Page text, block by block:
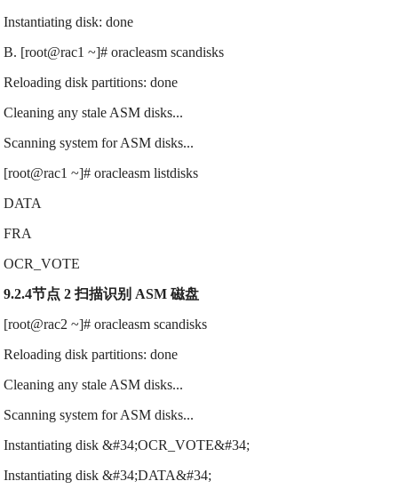
Instantiating disk: done
B. [root@rac1 ~]# oracleasm scandisks
Reloading disk partitions: done
Cleaning any stale ASM disks...
Scanning system for ASM disks...
[root@rac1 ~]# oracleasm listdisks
DATA
FRA
OCR_VOTE
9.2.4节点 2 扫描识别 ASM 磁盘
[root@rac2 ~]# oracleasm scandisks
Reloading disk partitions: done
Cleaning any stale ASM disks...
Scanning system for ASM disks...
Instantiating disk &#34;OCR_VOTE&#34;
Instantiating disk &#34;DATA&#34;